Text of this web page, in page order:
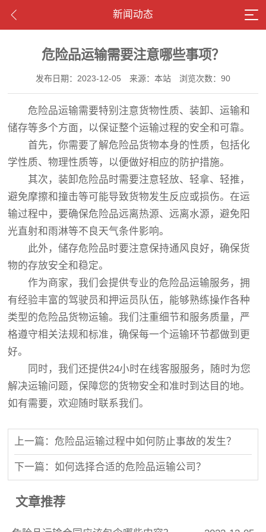
新闻动态
危险品运输需要注意哪些事项？
发布日期：2023-12-05 来源：本站 浏览次数：90
危险品运输需要特别注意货物性质、装卸、运输和
储存等多个方面，以保证整个运输过程的安全和可靠。
首先，你需要了解危险品货物本身的性质，包括化
学性质、物理性质等，以便做好相应的防护措施。
其次，装卸危险品时需要注意轻放、轻拿、轻推，
避免摩擦和撞击等可能导致货物发生反应或损伤。在运
输过程中，要确保危险品远离热源、远离水源，避免阳
光直射和雨淋等不良天气条件影响。
此外，储存危险品时要注意保持通风良好，确保货
物的存放安全和稳定。
作为商家，我们会提供专业的危险品运输服务，拥
有经验丰富的驾驶员和押运员队伍，能够熟练操作各种
类型的危险品货物运输。我们注重细节和服务质量，严
格遵守相关法规和标准，确保每一个运输环节都做到更
好。
同时，我们还提供24小时在线客服服务，随时为您
解决运输问题，保障您的货物安全和准时到达目的地。
如有需要，欢迎随时联系我们。
上一篇：危险品运输过程中如何防止事故的发生？
下一篇：如何选择合适的危险品运输公司？
文章推荐